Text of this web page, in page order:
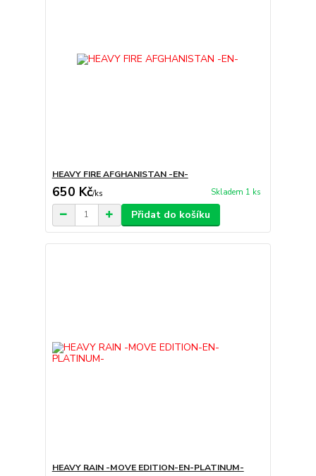
HEAVY FIRE AFGHANISTAN -EN-
650 Kč/ks Skladem 1 ks
Přidat do košíku
HEAVY RAIN -MOVE EDITION-EN-PLATINUM-